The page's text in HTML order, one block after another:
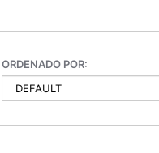
ORDENADO POR: